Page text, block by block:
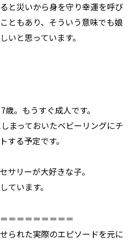
と災いから身を守り幸運を呼び
ともあり、そういう意味でも娘
いと思っています。
。もうすぐ成人です。
まっておいたベビーリングにチ
する予定です。
サリーが大好きな子。
ています。
＝＝＝＝＝＝＝＝
られた実際のエピソードを元に